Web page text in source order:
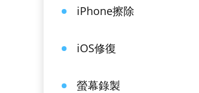
iPhone擦除
iOS修復
螢幕錄製